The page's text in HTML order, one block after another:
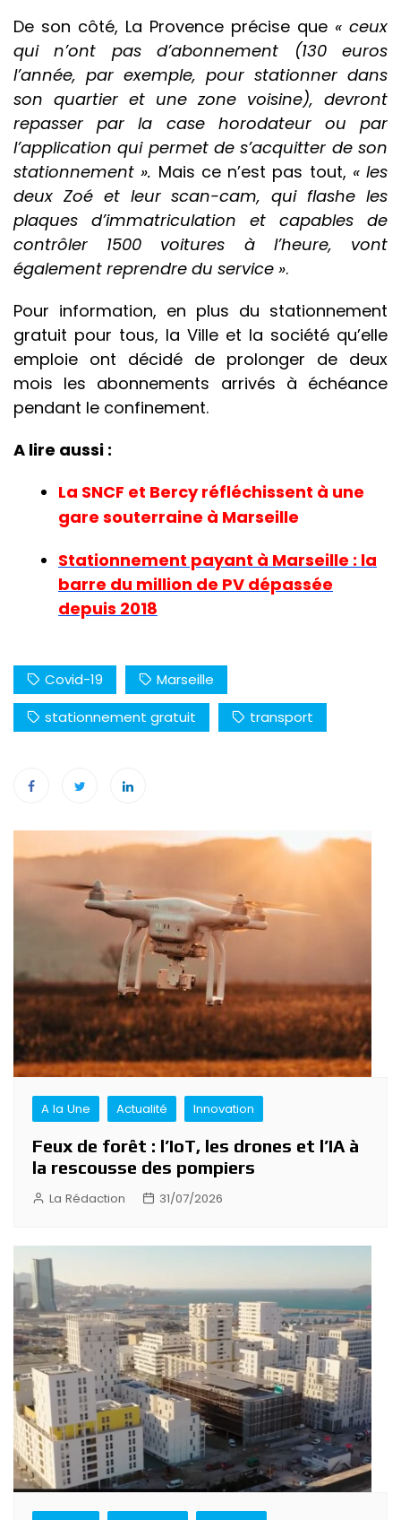
De son côté, La Provence précise que « ceux
qui n’ont pas d’abonnement (130 euros
l’année, par exemple, pour stationner dans
son quartier et une zone voisine), devront
repasser par la case horodateur ou par
l’application qui permet de s’acquitter de son
stationnement ». Mais ce n’est pas tout, « les
deux Zoé et leur scan-cam, qui flashe les
plaques d’immatriculation et capables de
contrôler 1500 voitures à l’heure, vont
également reprendre du service ».
Pour information, en plus du stationnement
gratuit pour tous, la Ville et la société qu’elle
emploie ont décidé de prolonger de deux
mois les abonnements arrivés à échéance
pendant le confinement.
A lire aussi :
La SNCF et Bercy réfléchissent à une
gare souterraine à Marseille
Stationnement payant à Marseille : la
barre du million de PV dépassée
depuis 2018
Covid-19
Marseille
stationnement gratuit
transport
Navigation
de
l’article
A la Une Actualité Innovation
Feux de forêt : l’IoT, les drones et l’IA à
la rescousse des pompiers
La Rédaction 31/07/2026